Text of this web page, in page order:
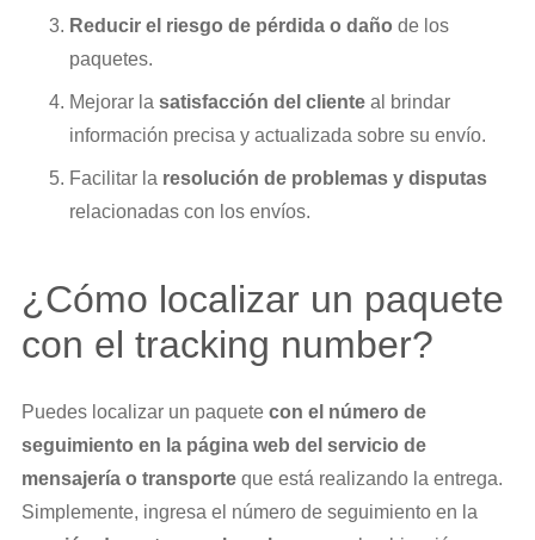
Reducir el riesgo de pérdida o daño de los
paquetes.
Mejorar la satisfacción del cliente al brindar
información precisa y actualizada sobre su envío.
Facilitar la resolución de problemas y disputas
relacionadas con los envíos.
¿Cómo localizar un paquete
con el tracking number?
Puedes localizar un paquete con el número de
seguimiento en la página web del servicio de
mensajería o transporteque está realizando la entrega.
Simplemente, ingresa el número de seguimiento en la